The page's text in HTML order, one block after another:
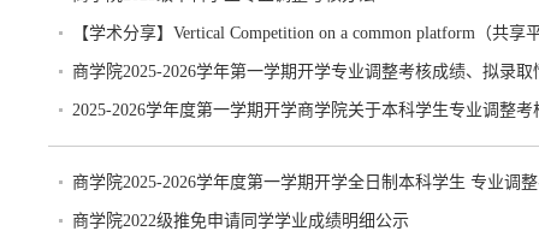
【学术分享】Vertical Competition on a common platform（共
商学院2025-2026学年第一学期开学专业调整考核成绩、拟录取
2025-2026学年度第一学期开学商学院关于本科学生专业调整考
商学院2025-2026学年度第一学期开学全日制本科学生 专业调
商学院2022级推免申请同学学业成绩明细公示